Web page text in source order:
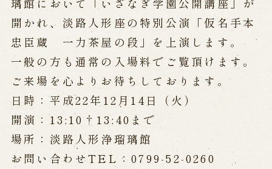
近日開催の公演
出張公演
海外旅行客向け特別公演「くにうみ」
歴史
璃館において「いざなぎ学園公開講座」が
開かれ、淡路人形座の特別公演「仮名手本
忠臣蔵 一力茶屋の段」を上演します。
一般の方も通常の入場料でご覧頂けます。
ご来場を心よりお待ちしております。
日時：平成22年12月14日（火）
開演：13:10†13:40まで
場所：淡路人形浄瑠璃館
お問い合わせTEL：0799-52-0260